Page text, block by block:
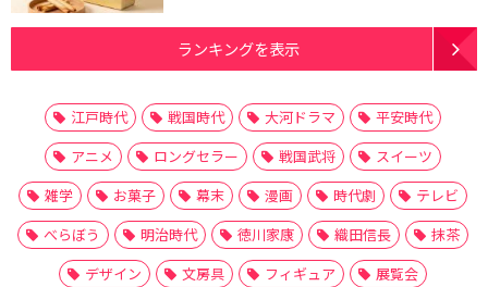
ランキングを表示
江戸時代 戦国時代 大河ドラマ
平安時代
アニメ
ロングセラー 戦国武将
スイーツ
雑学
お菓子 幕末 漫画 時代劇
テレビ
べらぼう
明治時代 徳川家康 織田信長
抹茶
デザイン
文房具 フィギュア
展覧会